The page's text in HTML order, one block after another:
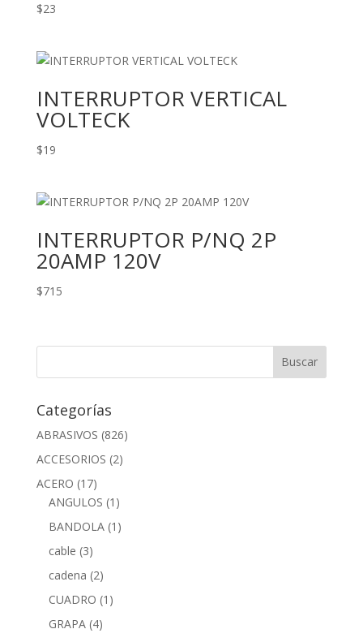
$23
INTERRUPTOR VERTICAL
VOLTECK
$19
INTERRUPTOR P/NQ 2P
20AMP 120V
$715
Categorías
ABRASIVOS (826)
ACCESORIOS (2)
ACERO (17)
ANGULOS (1)
BANDOLA (1)
cable (3)
cadena (2)
CUADRO (1)
GRAPA (4)